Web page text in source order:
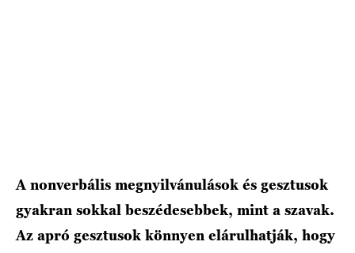
A nonverbális megnyilvánulások és gesztusok
gyakran sokkal beszédesebbek, mint a szavak.
Az apró gesztusok könnyen elárulhatják, hogy